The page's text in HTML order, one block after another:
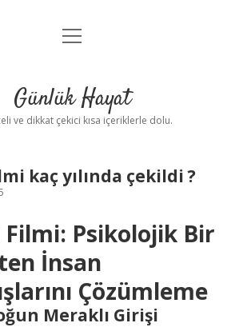
Anasayfa
Yasal Uyarı
menüyü
Günlük Hayat
ve dikkat çekici kısa içeriklerle dolu.
kaç yılında çekildi ?
Filmi: Psikolojik Bir
İnsan
Çözümleme
Meraklı Girişi